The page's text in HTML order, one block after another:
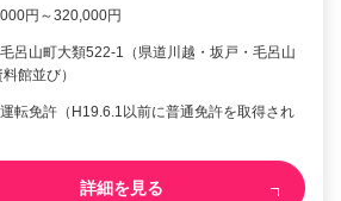
円～320,000円
呂山町大類522-1（県道川越・坂戸・毛呂山
館並び）
転免許（H19.6.1以前に普通免許を取得され
詳細を見る